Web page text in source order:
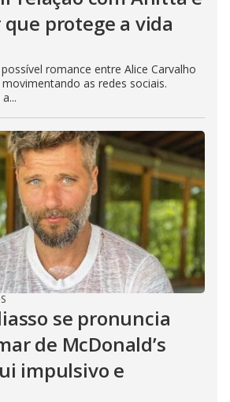
protege a vida
romance entre Alice Carvalho
as redes sociais.
se pronuncia
de McDonald’s
impulsivo e